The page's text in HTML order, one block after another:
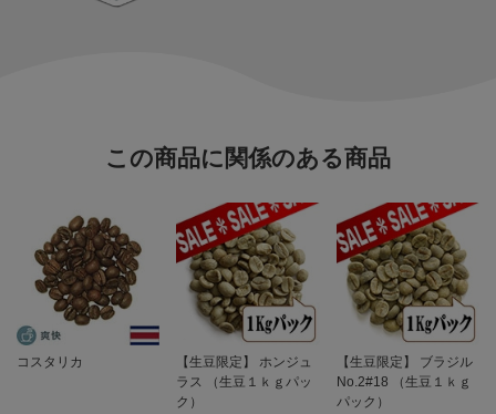
この商品に関係のある商品
コスタリカ
【生豆限定】 ホンジュ
ラス （生豆１ｋｇパッ
ク）
【生豆限定】 ブラジル
No.2#18 （生豆１ｋｇ
パック）